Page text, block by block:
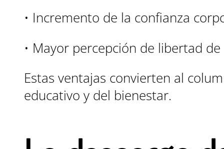
• Incremento de la confianza
• Mayor percepción de libertad
Estas ventajas convierten al
educativo y del bienestar.